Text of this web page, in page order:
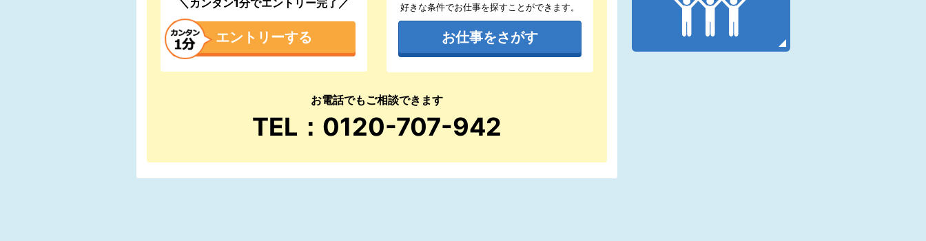
エントリーする
好きな条件でお仕事を探すことができます。
お仕事をさがす
お電話でもご相談できます
TEL：0120-707-942